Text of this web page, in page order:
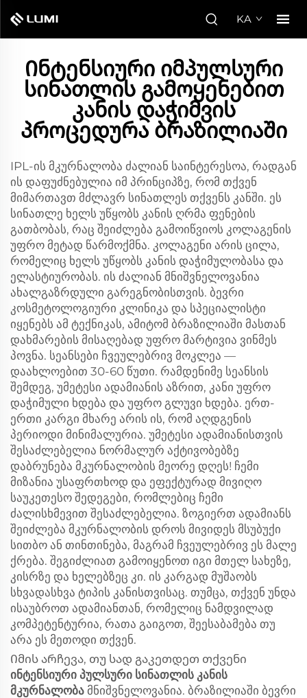
KA
Ინტენსიური იმპულსური
სინათლის გამოყენებით
კანის დაჭიმვის
პროცედურა ბრაზილიაში
IPL-ის მკურნალობა ძალიან საინტერესოა, რადგან
ის დაფუძნებულია იმ პრინციპზე, რომ თქვენ
მიმართავთ მძლავრ სინათლეს თქვენს კანში. ეს
სინათლე ხელს უწყობს კანის ღრმა ფენების
გათბობას, რაც შეიძლება გამოიწვიოს კოლაგენის
უფრო მეტად წარმოქმნა. კოლაგენი არის ცილა,
რომელიც ხელს უწყობს კანის დაჭიმულობასა და
ელასტიურობას. ის ძალიან მნიშვნელოვანია
ახალგაზრდული გარეგნობისთვის. ბევრი
კოსმეტოლოგიური კლინიკა და სპეციალისტი
იყენებს ამ ტექნიკას, ამიტომ ბრაზილიაში მასთან
დახმარების მისაღებად უფრო მარტივია ვინმეს
პოვნა. სეანსები ჩვეულებრივ მოკლეა —
დაახლოებით 30-60 წუთი. რამდენიმე სეანსის
შემდეგ, უმეტესი ადამიანის აზრით, კანი უფრო
დაჭიმული ხდება და უფრო გლუვი ხდება. ერთ-
ერთი კარგი მხარე არის ის, რომ აღდგენის
პერიოდი მინიმალურია. უმეტესი ადამიანისთვის
შესაძლებელია ნორმალურ აქტივობებზე
დაბრუნება მკურნალობის მეორე დღეს! ჩემი
მიზანია უსაფრთხოდ და ეფექტურად მივიღო
საუკეთესო შედეგები, რომლებიც ჩემი
ძალისხმევით შესაძლებელია. ზოგიერთ ადამიანს
შეიძლება მკურნალობის დროს მივიდეს მსუბუქი
სითბო ან თინთინება, მაგრამ ჩვეულებრივ ეს მალე
ქრება. შეგიძლიათ გამოიყენოთ იგი მთელ სახეზე,
კისრზე და ხელებზეც კი. ის კარგად მუშაობს
სხვადასხვა ტიპის კანისთვისაც. თუმცა, თქვენ უნდა
ისაუბროთ ადამიანთან, რომელიც ნამდვილად
კომპეტენტურია, რათა გაიგოთ, შეესაბამება თუ
არა ეს მეთოდი თქვენ.
Იმის არჩევა, თუ სად გაკეთდეთ თქვენი
ინტენსიური პულსური სინათლის კანის
მკურნალობა მნიშვნელოვანია. ბრაზილიაში ბევრი